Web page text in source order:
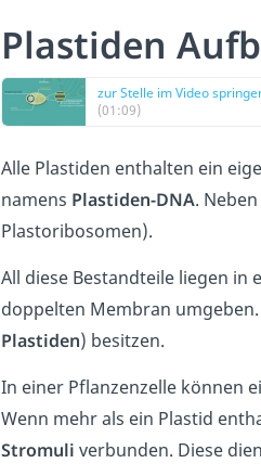
Plastiden
zur Stelle im Video
(01:09)
Alle Plastiden enthalten ein
namens Plastiden-DNA.
Plastoribosomen).
All diese Bestandteile liegen in
doppelten Membran
Plastiden) besitzen.
In einer Pflanzenzelle können
Wenn mehr als ein Plastid
Stromuli verbunden. Diese